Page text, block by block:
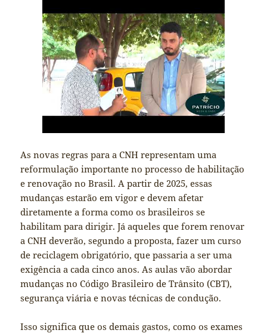
As novas regras para a CNH representam uma
reformulação importante no processo de habilitação
e renovação no Brasil. A partir de 2025, essas
mudanças estarão em vigor e devem afetar
diretamente a forma como os brasileiros se
habilitam para dirigir. Já aqueles que forem renovar
a CNH deverão, segundo a proposta, fazer um curso
de reciclagem obrigatório, que passaria a ser uma
exigência a cada cinco anos. As aulas vão abordar
mudanças no Código Brasileiro de Trânsito (CBT),
segurança viária e novas técnicas de condução.
Isso significa que os demais gastos, como os exames